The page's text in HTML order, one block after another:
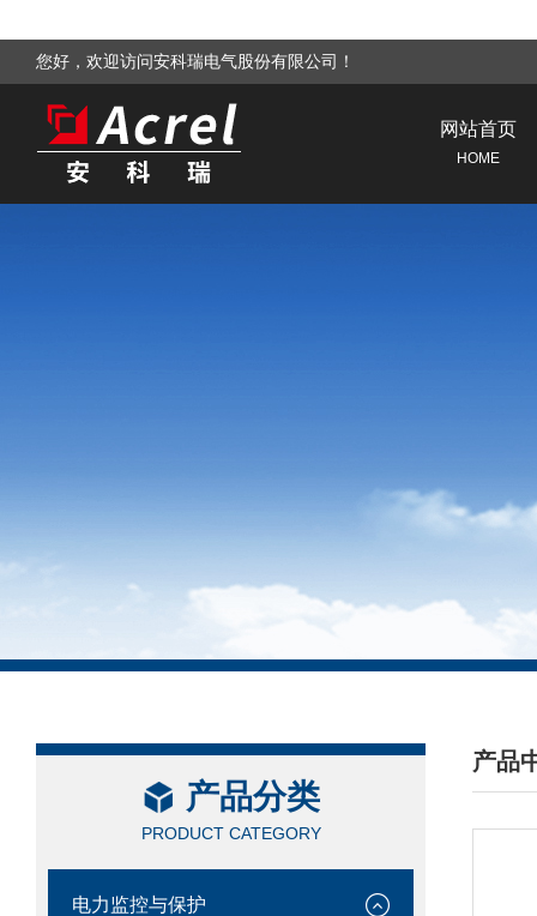
您好，欢迎访问安科瑞电气股份有限公司！
网站首页
HOME
产品分类
PRODUCT CATEGORY
电力监控与保护
产品
/